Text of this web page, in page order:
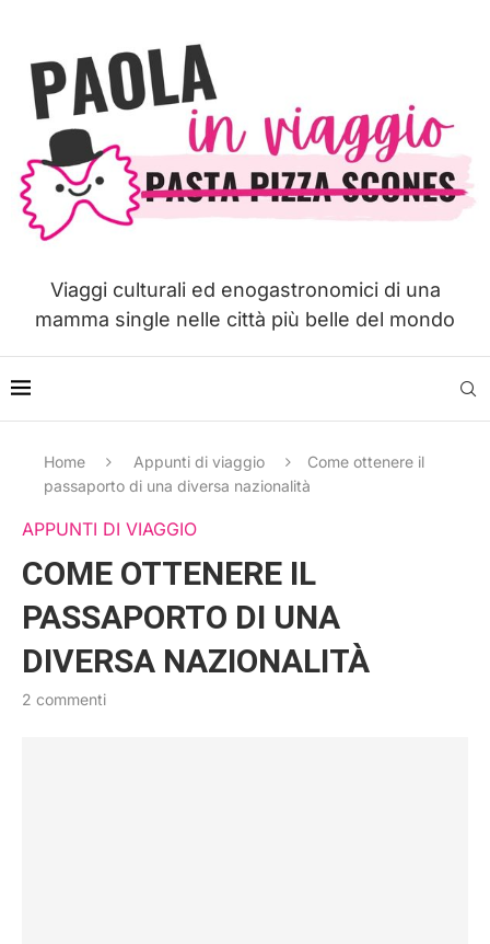
Viaggi culturali ed enogastronomici di una
mamma single nelle città più belle del mondo
Home Appunti di viaggio
Come ottenere il
passaporto di una diversa nazionalità
APPUNTI DI VIAGGIO
COME OTTENERE IL
PASSAPORTO DI UNA
DIVERSA NAZIONALITÀ
2 commenti